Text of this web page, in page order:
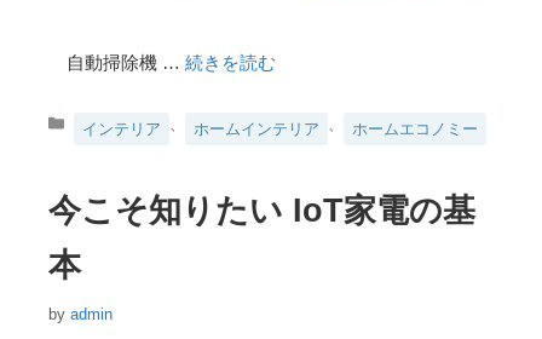
自動掃除機 … 続きを読む
ー
インテリア ホームインテリア ホームエコノミー
今こそ知りたい IoT家電の基
本
by admin